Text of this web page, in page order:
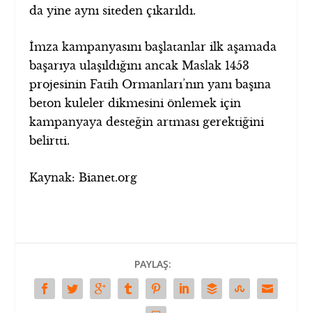
da yine aynı siteden çıkarıldı.
İmza kampanyasını başlatanlar ilk aşamada
başarıya ulaşıldığını ancak Maslak 1453
projesinin Fatih Ormanları’nın yanı başına
beton kuleler dikmesini önlemek için
kampanyaya desteğin artması gerektiğini
belirtti.
Kaynak: Bianet.org
PAYLAŞ: